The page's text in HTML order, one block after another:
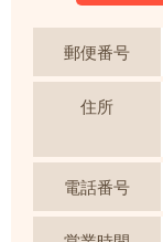
郵便番号
住所
電話番号